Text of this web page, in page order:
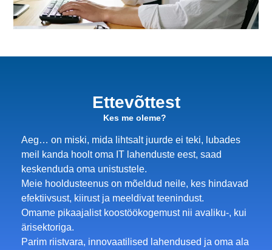
Ettevõttest
Kes me oleme?
Aeg… on miski, mida lihtsalt juurde ei teki, lubades
meil kanda hoolt oma IT lahenduste eest, saad
keskenduda oma unistustele.
Meie hooldusteenus on mõeldud neile, kes hindavad
efektiivsust, kiirust ja meeldivat teenindust.
Omame pikaajalist koostöökogemust nii avaliku-, kui
ärisektoriga.
Parim riistvara, innovaatilised lahendused ja oma ala